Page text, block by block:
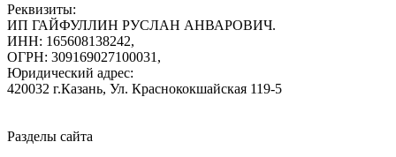
Реквизиты:
ИП ГАЙФУЛЛИН РУСЛАН АНВАРОВИЧ.
ИНН: 165608138242,
ОГРН: 309169027100031,
Юридический адрес:
420032 г.Казань, Ул. Краснококшайская 119-5
Разделы сайта